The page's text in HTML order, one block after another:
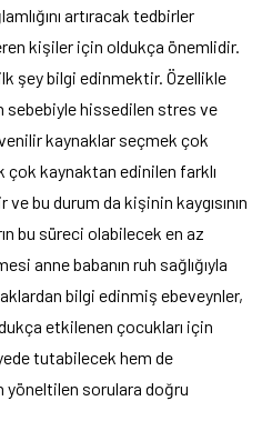
artıracak tedbirler
kişiler için oldukça önemlidir.
şey bilgi edinmektir. Özellikle
sebebiyle hissedilen stres ve
kaynaklar seçmek çok
kaynaktan edinilen farklı
bu durum da kişinin kaygısının
bu süreci olabilecek en az
anne babanın ruh sağlığıyla
bilgi edinmiş ebeveynler,
etkilenen çocukları için
tutabilecek hem de
yöneltilen sorulara doğru